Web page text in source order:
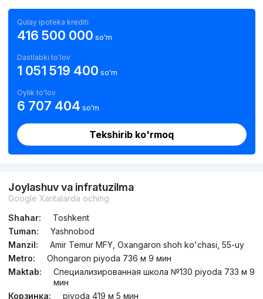
Qulay ipoteka krediti
416 500 000 soʻm
Dastlabki to'lov
1 051 519 400 soʻm
Oylik to'lov
6 707 404 soʻm
Tekshirib ko'rmoq
Joylashuv va infratuzilma
Google Xaritalarda oching
Shahar:
Toshkent
Tuman:
Yashnobod
Manzil:
Amir Temur MFY, Oxangaron shoh ko'chasi, 55-uy
Metro:
Ohongaron piyoda 736 м 9 мин
Maktab:
Специализированная школа №130 piyoda 733 м 9
мин
Корзинка:
piyoda 419 м 5 мин